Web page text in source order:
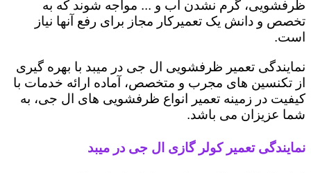
ظرفشویی، گرم نشدن آب و ... مواجه شوند که به
تخصص و دانش یک تعمیرکار مجاز برای رفع آنها نیاز
است.
نمایندگی تعمیر ظرفشویی ال جی در میبد با بهره گیری
از تکنسین های مجرب و متخصص، آماده ارائه خدمات با
کیفیت در زمینه تعمیر انواع ظرفشویی های ال جی، به
شما عزیزان می باشد.
نمایندگی تعمیر کولر گازی ال جی در میبد